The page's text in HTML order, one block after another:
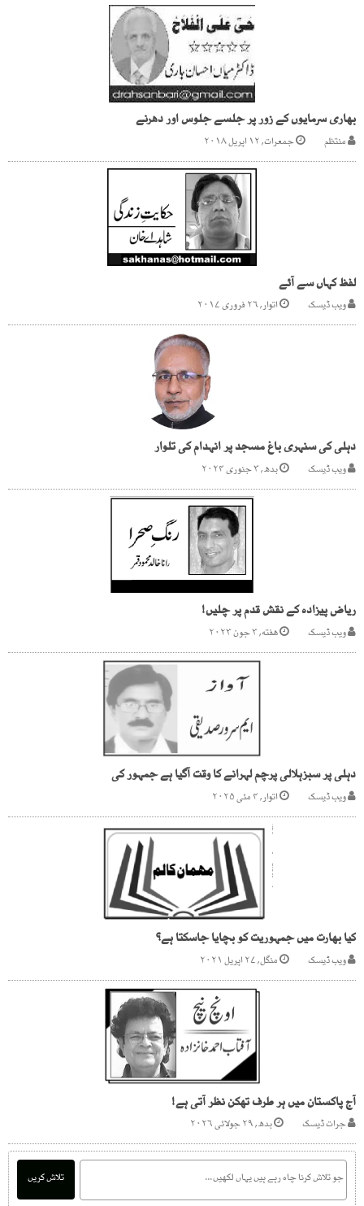
بھاری سرمایوں کے زور پر جلسے جلوس اور دھرنے
منتظم جمعرات, ۱۲ اپریل ۲۰۱۸
لفظ کہاں سے آئے
ویب ڈیسک اتوار, ۲۶ فروری ۲۰۱۷
دہلی کی سنہری باغ مسجد پر انہدام کی تلوار
ویب ڈیسک بدھ, ۳ جنوری ۲۰۲۴
ریاض پیزادہ کے نقش قدم پر چلیں!
ویب ڈیسک هفته, ۳ جون ۲۰۲۳
دہلی پر سبزہلالی پرچم لہرانے کا وقت آگیا ہے جمہور کی
ویب ڈیسک اتوار, ۴ مئی ۲۰۲۵
کیا بھارت میں جمہوریت کو بچایا جاسکتا ہے؟
ویب ڈیسک منگل, ۲۷ اپریل ۲۰۲۱
آج پاکستان میں ہر طرف تھکن نظر آتی ہے!
جرات ڈیسک بدھ, ۲۹ جولائی ۲۰۲۶
تلاش کریں